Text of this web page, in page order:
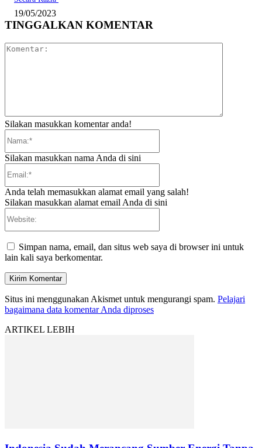
19/05/2023
TINGGALKAN KOMENTAR
Silakan masukkan komentar anda!
Silakan masukkan nama Anda di sini
Anda telah memasukkan alamat email yang salah!
Silakan masukkan alamat email Anda di sini
Simpan nama, email, dan situs web saya di browser ini untuk
lain kali saya berkomentar.
Situs ini menggunakan Akismet untuk mengurangi spam. Pelajari
bagaimana data komentar Anda diproses
ARTIKEL LEBIH